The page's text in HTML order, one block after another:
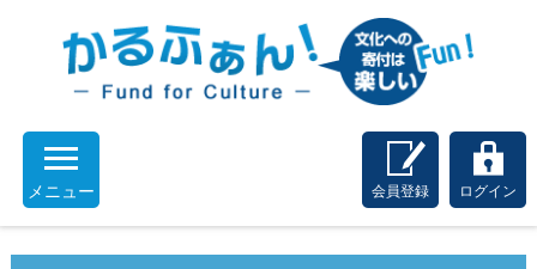
メニュー 会員登録 ログイン